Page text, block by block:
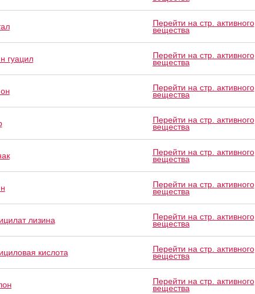
Перейти на стр. активного
вещества
гуацил Перейти на стр. активного
вещества
Перейти на стр. активного
вещества
Перейти на стр. активного
вещества
Перейти на стр. активного
вещества
Перейти на стр. активного
вещества
лизина Перейти на стр. активного
вещества
кислота Перейти на стр. активного
вещества
Перейти на стр. активного
вещества